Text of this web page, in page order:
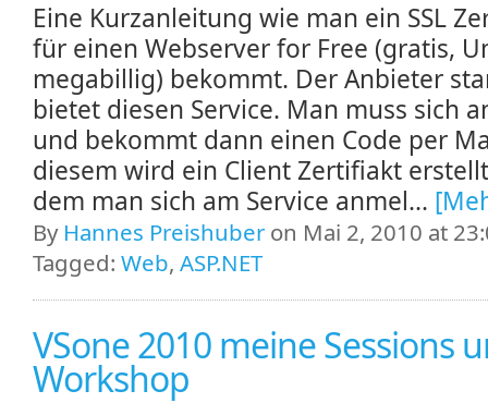
Eine Kurzanleitung wie man ein SSL
für einen Webserver for Free (gratis,
megabillig) bekommt. Der Anbieter
bietet diesen Service. Man muss sich
und bekommt dann einen Code per
diesem wird ein Client Zertifiakt
dem man sich am Service anmel...
By Hannes Preishuber on Mai 2, 2010 at
Tagged: Web, ASP.NET
VSone 2010 meine Sessions
Workshop